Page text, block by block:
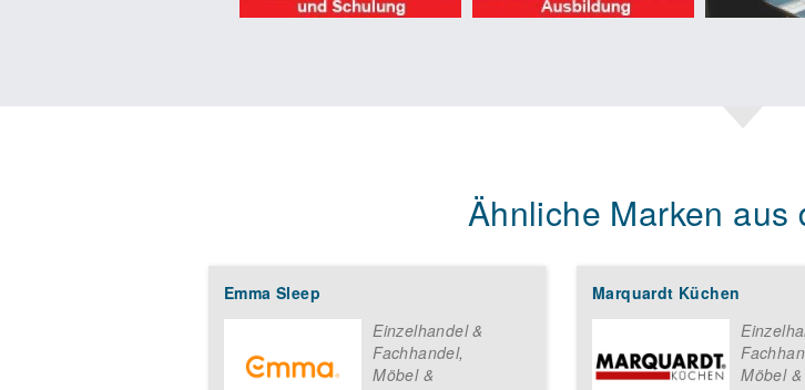
Ähnliche Marken aus
Emma Sleep
Einzelhandel &
Fachhandel,
Möbel &
Marquardt Küchen
Möbel &